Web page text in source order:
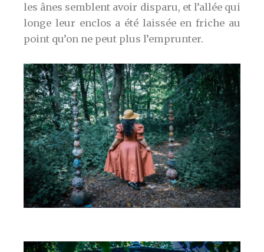
les ânes semblent avoir disparu, et l’allée qui
longe leur enclos a été laissée en friche au
point qu’on ne peut plus l’emprunter.